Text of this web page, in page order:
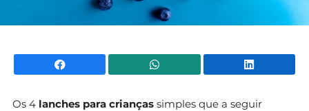
Facebook WhatsApp
Os 4 lanches para crianças simples que a seguir